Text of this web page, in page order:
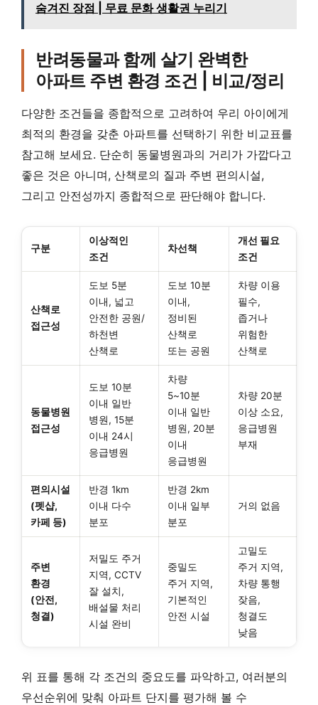
숨겨진 장점 | 무료 문화 생활권 누리기
반려동물과 함께 살기 완벽한
아파트 주변 환경 조건 | 비교/정리
다양한 조건들을 종합적으로 고려하여 우리 아이에게
최적의 환경을 갖춘 아파트를 선택하기 위한 비교표를
참고해 보세요. 단순히 동물병원과의 거리가 가깝다고
좋은 것은 아니며, 산책로의 질과 주변 편의시설,
그리고 안전성까지 종합적으로 판단해야 합니다.
구분
이상적인
조건
차선책
개선 필요
조건
산책로
접근성
도보 5분
이내, 넓고
안전한 공원/
하천변
산책로
도보 10분
이내,
정비된
산책로
또는 공원
차량 이용
필수,
좁거나
위험한
산책로
동물병원
접근성
도보 10분
이내 일반
병원, 15분
이내 24시
응급병원
차량
5~10분
이내 일반
병원, 20분
이내
응급병원
차량 20분
이상 소요,
응급병원
부재
편의시설
(펫샵,
카페 등)
반경 1km
이내 다수
분포
반경 2km
이내 일부
분포
거의 없음
주변
환경
(안전,
청결)
저밀도 주거
지역, CCTV
잘 설치,
배설물 처리
시설 완비
중밀도
주거 지역,
기본적인
안전 시설
고밀도
주거 지역,
차량 통행
잦음,
청결도
낮음
위 표를 통해 각 조건의 중요도를 파악하고, 여러분의
우선순위에 맞춰 아파트 단지를 평가해 볼 수